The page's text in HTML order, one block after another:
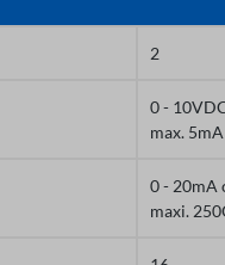
2
0 -
max. 5mA
0 - 20mA
maxi.